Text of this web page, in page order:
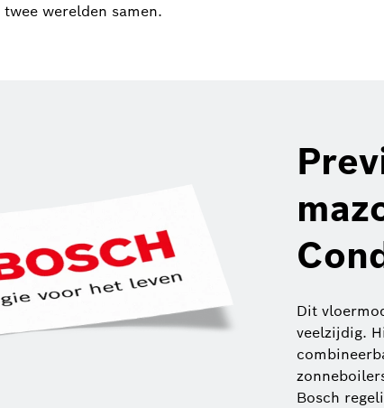
werelden samen.
Dit
veelzijdig.
Bosch